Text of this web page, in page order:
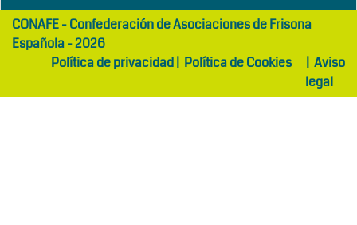
girls
abaya
maltepe
otelCONAFE - Confederación de Asociaciones de Frisona
Española - 2026
Política de privacidad| Política de Cookies | Aviso
legal